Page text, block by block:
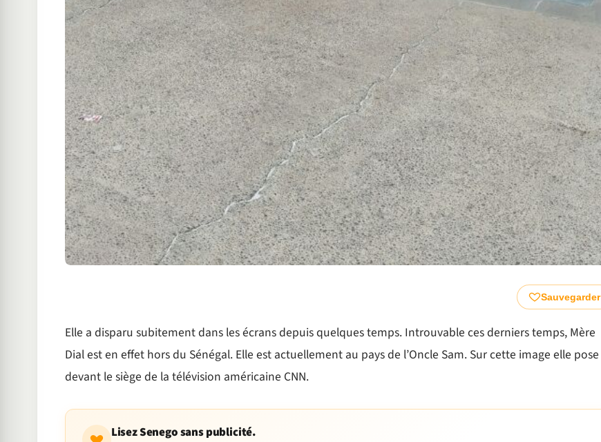
Sauvegarder
Elle a disparu subitement dans les écrans depuis quelques temps. Introuvable ces derniers temps, Mère
Dial est en effet hors du Sénégal. Elle est actuellement au pays de l’Oncle Sam. Sur cette image elle pose
devant le siège de la télévision américaine CNN.
Lisez Senego sans publicité.